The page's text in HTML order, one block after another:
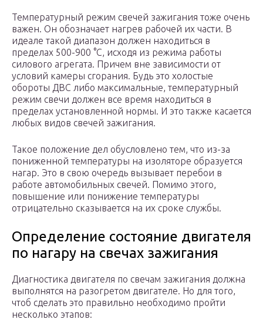
Температурный режим свечей зажигания тоже очень
важен. Он обозначает нагрев рабочей их части. В
идеале такой диапазон должен находиться в
пределах 500-900 °C, исходя из режима работы
силового агрегата. Причем вне зависимости от
условий камеры сгорания. Будь это холостые
обороты ДВС либо максимальные, температурный
режим свечи должен все время находиться в
пределах установленной нормы. И это также касается
любых видов свечей зажигания.
Такое положение дел обусловлено тем, что из-за
пониженной температуры на изоляторе образуется
нагар. Это в свою очередь вызывает перебои в
работе автомобильных свечей. Помимо этого,
повышение или понижение температуры
отрицательно сказывается на их сроке службы.
Определение состояние двигателя
по нагару на свечах зажигания
Диагностика двигателя по свечам зажигания должна
выполнятся на разогретом двигателе. Но для того,
чтоб сделать это правильно необходимо пройти
несколько этапов: